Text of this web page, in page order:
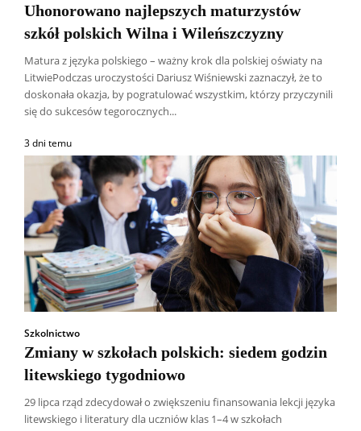
Uhonorowano najlepszych maturzystów
szkół polskich Wilna i Wileńszczyzny
Matura z języka polskiego – ważny krok dla polskiej oświaty na
LitwiePodczas uroczystości Dariusz Wiśniewski zaznaczył, że to
doskonała okazja, by pogratulować wszystkim, którzy przyczynili
się do sukcesów tegorocznych...
3 dni temu
Szkolnictwo
Zmiany w szkołach polskich: siedem godzin
litewskiego tygodniowo
29 lipca rząd zdecydował o zwiększeniu finansowania lekcji języka
litewskiego i literatury dla uczniów klas 1–4 w szkołach